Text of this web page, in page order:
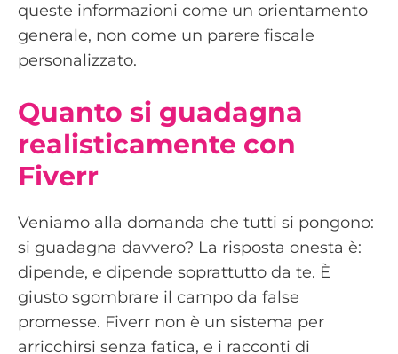
queste informazioni come un orientamento
generale, non come un parere fiscale
personalizzato.
Quanto si guadagna
realisticamente con
Fiverr
Veniamo alla domanda che tutti si pongono:
si guadagna davvero? La risposta onesta è:
dipende, e dipende soprattutto da te. È
giusto sgombrare il campo da false
promesse. Fiverr non è un sistema per
arricchirsi senza fatica, e i racconti di